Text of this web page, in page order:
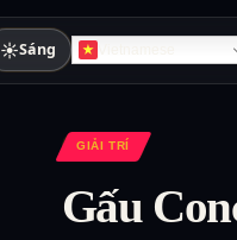
☀Sáng
GIẢI TRÍ
Gấu